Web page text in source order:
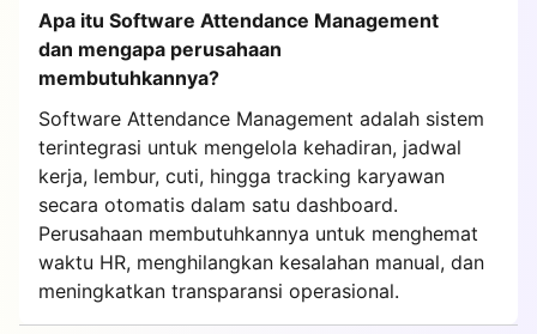
Apa itu Software Attendance Management
dan mengapa perusahaan
membutuhkannya?
Software Attendance Management adalah sistem
terintegrasi untuk mengelola kehadiran, jadwal
kerja, lembur, cuti, hingga tracking karyawan
secara otomatis dalam satu dashboard.
Perusahaan membutuhkannya untuk menghemat
waktu HR, menghilangkan kesalahan manual, dan
meningkatkan transparansi operasional.